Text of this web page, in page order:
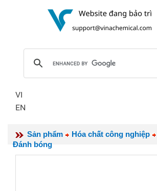
VI
EN
Sản phẩm Hóa chất công nghiệp
Đánh bóng